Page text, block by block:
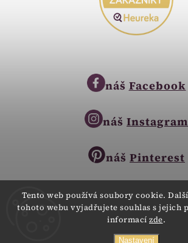
Tento web používá soubory cookie.
tohoto webu vyjadřujete souhlas s jejich
informací zde.
Nastavení
obchod@zlatnictvi-zlaticko.cz
náš Facebook
náš Instagram
náš Pinterest
Copyright © 2023